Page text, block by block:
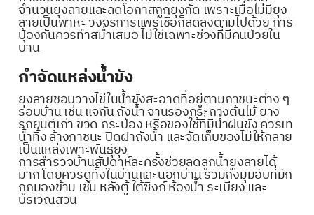
จำนวนยุงลายและลดโอกาสถูกยุงกัด เพราะเมื่อไม่มียุง
ลายเป็นพาหะ วงจรการแพร่เชื้อก็ลดลงตามไปด้วย การ
ป้องกันควรทำสม่ำเสมอ ไม่ใช่เฉพาะช่วงที่มีคนป่วยใน
บ้าน
กำจัดแหล่งน้ำขัง
ยุงลายชอบวางไข่ในน้ำขังสะอาดที่อยู่ตามภาชนะต่าง ๆ
รอบบ้าน เช่น แจกัน ถังน้ำ จานรองกระถางต้นไม้ ยาง
รถยนต์เก่า ขวด กระป๋อง หรือของใช้ที่มีน้ำฝนขัง ควรเท
น้ำทิ้ง ล้างภาชนะ ปิดฝาถังน้ำ และจัดเก็บของไม่ให้กลาย
เป็นแหล่งเพาะพันธุ์ยุง
การสำรวจบ้านสัปดาห์ละครั้งช่วยลดลูกน้ำยุงลายได้
มาก โดยควรดูทั้งในบ้านและนอกบ้าน รวมถึงมุมอับที่มัก
ถูกมองข้าม เช่น หลังตู้ ใต้ซิงก์ ห้องน้ำ ระเบียง และ
บริเวณสวน